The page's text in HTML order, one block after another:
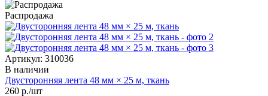
Распродажа
Артикул: 310036
В наличии
Двусторонняя лента 48 мм × 25 м, ткань
260 р./шт